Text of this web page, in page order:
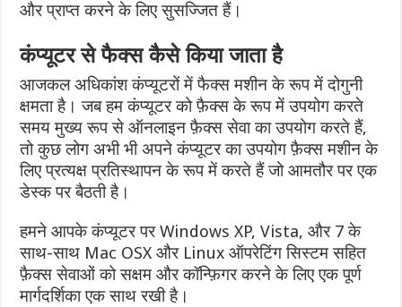
और प्राप्त करने के लिए सुसज्जित हैं।
कंप्यूटर से फैक्स कैसे किया जाता है
आजकल अधिकांश कंप्यूटरों में फैक्स मशीन के रूप में दोगुनी
क्षमता है। जब हम कंप्यूटर को फ़ैक्स के रूप में उपयोग करते
समय मुख्य रूप से ऑनलाइन फ़ैक्स सेवा का उपयोग करते हैं,
तो कुछ लोग अभी भी अपने कंप्यूटर का उपयोग फ़ैक्स मशीन के
लिए प्रत्यक्ष प्रतिस्थापन के रूप में करते हैं जो आमतौर पर एक
डेस्क पर बैठती है।
हमने आपके कंप्यूटर पर Windows XP, Vista, और 7 के
साथ-साथ Mac OSX और Linux ऑपरेटिंग सिस्टम सहित
फ़ैक्स सेवाओं को सक्षम और कॉन्फ़िगर करने के लिए एक पूर्ण
मार्गदर्शिका एक साथ रखी है।